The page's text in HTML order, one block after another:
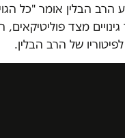
הבלין אומר "כל
מצד פוליטיקאים,
של הרב הבלין.